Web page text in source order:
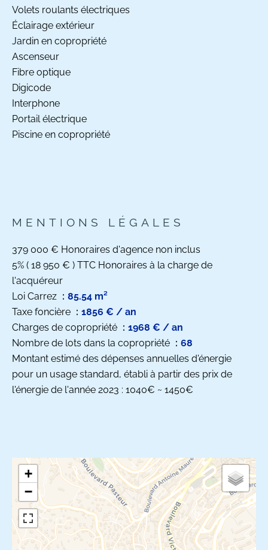
Volets roulants électriques
Éclairage extérieur
Jardin en copropriété
Ascenseur
Fibre optique
Digicode
Interphone
Portail électrique
Piscine en copropriété
MENTIONS LÉGALES
379 000 € Honoraires d'agence non inclus
5% ( 18 950 € ) TTC Honoraires à la charge de
l'acquéreur
Loi Carrez
85.54 m²
Taxe foncière
1856 € / an
Charges de copropriété
1968 € / an
Nombre de lots dans la copropriété
68
Montant estimé des dépenses annuelles d'énergie
pour un usage standard, établi à partir des prix de
l'énergie de l'année 2023 : 1040€ ~ 1450€
+
−